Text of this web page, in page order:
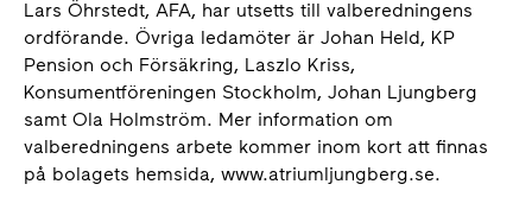
Lars Öhrstedt, AFA, har utsetts till valberedningens
ordförande. Övriga ledamöter är Johan Held, KP
Pension och Försäkring, Laszlo Kriss,
Konsumentföreningen Stockholm, Johan Ljungberg
samt Ola Holmström. Mer information om
valberedningens arbete kommer inom kort att finnas
på bolagets hemsida, www.atriumljungberg.se.